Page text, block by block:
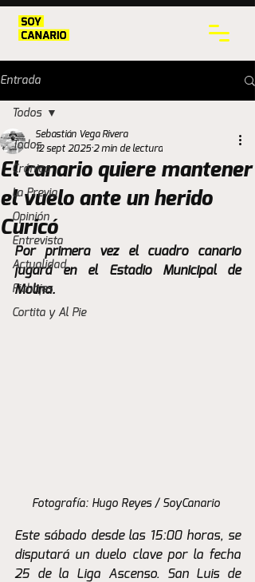
Entrada
Todos
Crónica
La Previa
Opinión
Entrevista
Actualidad
Fichajes
Cortita y Al Pie
Todos
El canario quiere mantener
el vuelo ante un herido
Curicó
Sebastián Vega Rivera
12 sept 2025 2 min de lectura
Por primera vez el cuadro canario
jugará en el Estadio Municipal de
Molina.
Fotografía: Hugo Reyes / SoyCanario
Este sábado desde las 15:00 horas, se
disputará un duelo clave por la fecha
25 de la Liga Ascenso. San Luis de